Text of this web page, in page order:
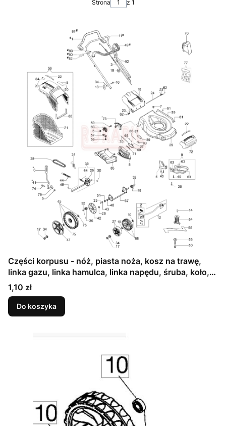
Strona z 1
Części korpusu - nóż, piasta noża, kosz na trawę,
linka gazu, linka hamulca, linka napędu, śruba, koło,
pasek napędu, przekładnia napędu, uchwyt,
dźwignia, podkładka- kosiarki spalinowej Oleo- Mac G
53 THX ALLROAD PLUS 4 - schemat
Cena
1,10 zł
Do koszyka